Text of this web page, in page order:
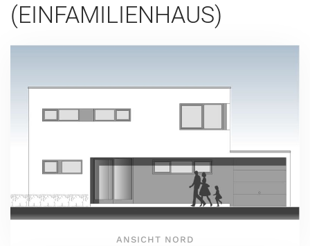
(EINFAMILIENHAUS)
ANSICHT NORD